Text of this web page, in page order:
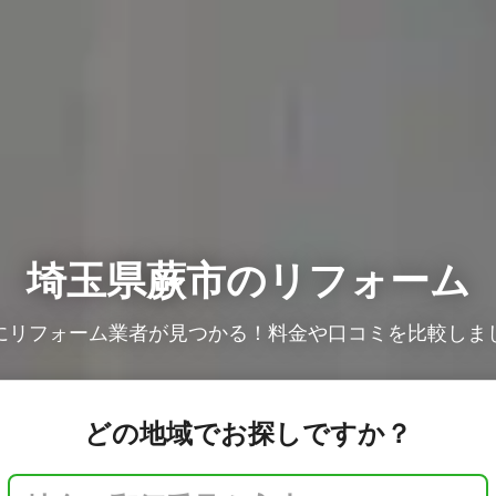
埼玉県蕨市のリフォーム
リフォーム業者が見つかる！料金や口コミを比較しま
どの地域でお探しですか？